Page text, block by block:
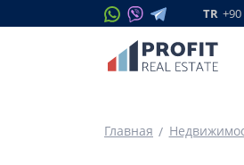
TR +90
Главная